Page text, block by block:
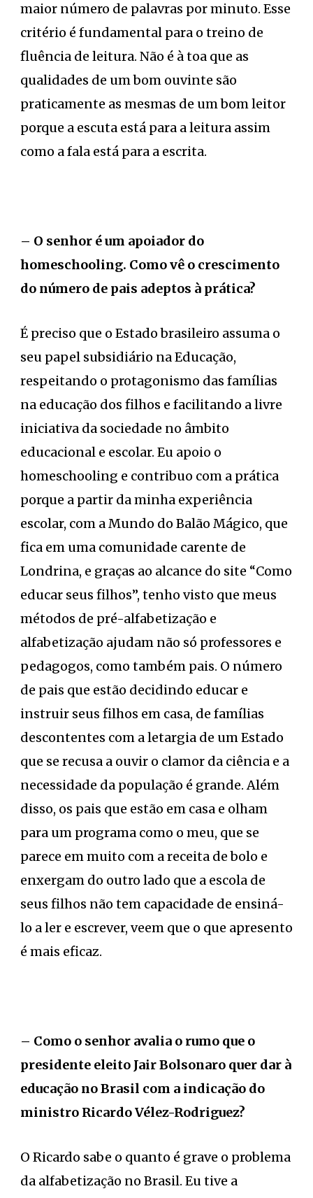
maior número de palavras por minuto. Esse
critério é fundamental para o treino de
fluência de leitura. Não é à toa que as
qualidades de um bom ouvinte são
praticamente as mesmas de um bom leitor
porque a escuta está para a leitura assim
como a fala está para a escrita.
– O senhor é um apoiador do
homeschooling. Como vê o crescimento
do número de pais adeptos à prática?
É preciso que o Estado brasileiro assuma o
seu papel subsidiário na Educação,
respeitando o protagonismo das famílias
na educação dos filhos e facilitando a livre
iniciativa da sociedade no âmbito
educacional e escolar. Eu apoio o
homeschooling e contribuo com a prática
porque a partir da minha experiência
escolar, com a Mundo do Balão Mágico, que
fica em uma comunidade carente de
Londrina, e graças ao alcance do site “Como
educar seus filhos”, tenho visto que meus
métodos de pré-alfabetização e
alfabetização ajudam não só professores e
pedagogos, como também pais. O número
de pais que estão decidindo educar e
instruir seus filhos em casa, de famílias
descontentes com a letargia de um Estado
que se recusa a ouvir o clamor da ciência e a
necessidade da população é grande. Além
disso, os pais que estão em casa e olham
para um programa como o meu, que se
parece em muito com a receita de bolo e
enxergam do outro lado que a escola de
seus filhos não tem capacidade de ensiná-
lo a ler e escrever, veem que o que apresento
é mais eficaz.
– Como o senhor avalia o rumo que o
presidente eleito Jair Bolsonaro quer dar à
educação no Brasil com a indicação do
ministro Ricardo Vélez-Rodriguez?
O Ricardo sabe o quanto é grave o problema
da alfabetização no Brasil. Eu tive a